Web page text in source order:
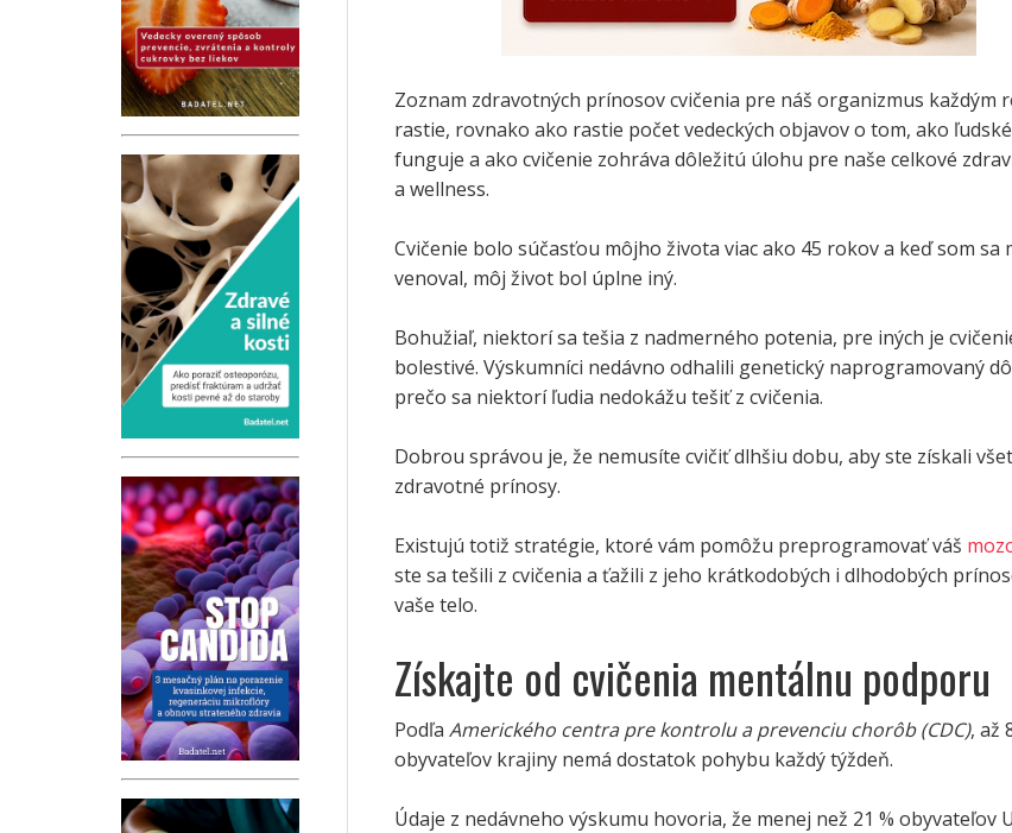
Zoznam zdravotných prínosov cvičenia pre náš organizmus každým
rastie, rovnako ako rastie počet vedeckých objavov o tom, ako
funguje a ako cvičenie zohráva dôležitú úlohu pre naše celkové
a wellness.
Cvičenie bolo súčasťou môjho života viac ako 45 rokov a keď som sa
venoval, môj život bol úplne iný.
Bohužiaľ, niektorí sa tešia z nadmerného potenia, pre iných je
bolestivé. Výskumníci nedávno odhalili genetický naprogramovaný
prečo sa niektorí ľudia nedokážu tešiť z cvičenia.
Dobrou správou je, že nemusíte cvičiť dlhšiu dobu, aby ste získali
zdravotné prínosy.
Existujú totiž stratégie, ktoré vám pomôžu preprogramovať váš
ste sa tešili z cvičenia a ťažili z jeho krátkodobých i dlhodobých
vaše telo.
Získajte od cvičenia mentálnu podporu
Podľa Amerického centra pre kontrolu a prevenciu chorôb (CDC), až
obyvateľov krajiny nemá dostatok pohybu každý týždeň.
Údaje z nedávneho výskumu hovoria, že menej než 21 % obyvateľov